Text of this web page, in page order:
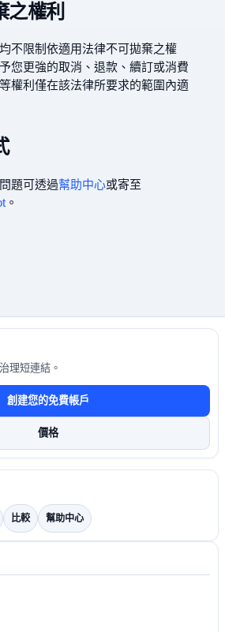
之權利
不限制依適用法律不可拋棄之權
您更強的取消、退款、續訂或消費
權利僅在該法律所要求的範圍內適
題可透過幫助中心或寄至
。
理短連結。
創建您的免費帳戶
價格
比較 幫助中心